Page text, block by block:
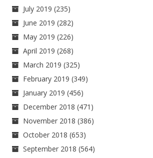
July 2019 (235)
June 2019 (282)
May 2019 (226)
April 2019 (268)
March 2019 (325)
February 2019 (349)
January 2019 (456)
December 2018 (471)
November 2018 (386)
October 2018 (653)
September 2018 (564)